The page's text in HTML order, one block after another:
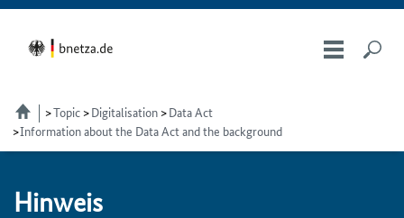
Topic Digitalisation
Data Act
Information about the Data Act and the background
Hin­weis